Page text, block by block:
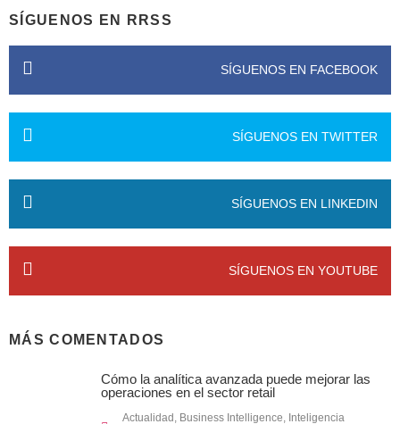
SÍGUENOS EN RRSS
SÍGUENOS EN FACEBOOK
SÍGUENOS EN TWITTER
SÍGUENOS EN LINKEDIN
SÍGUENOS EN YOUTUBE
MÁS COMENTADOS
Cómo la analítica avanzada puede mejorar las
operaciones en el sector retail
Actualidad , Business Intelligence, Inteligencia